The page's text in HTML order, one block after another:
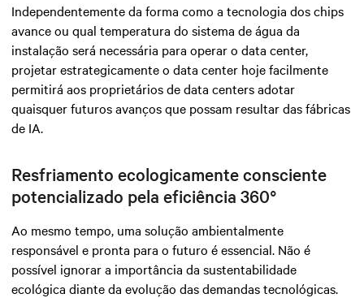
Independentemente da forma como a tecnologia dos chips
avance ou qual temperatura do sistema de água da
instalação será necessária para operar o data center,
projetar estrategicamente o data center hoje facilmente
permitirá aos proprietários de data centers adotar
quaisquer futuros avanços que possam resultar das fábricas
de IA.
Resfriamento ecologicamente consciente
potencializado pela eficiência 360°
Ao mesmo tempo, uma solução ambientalmente
responsável e pronta para o futuro é essencial. Não é
possível ignorar a importância da sustentabilidade
ecológica diante da evolução das demandas tecnológicas.